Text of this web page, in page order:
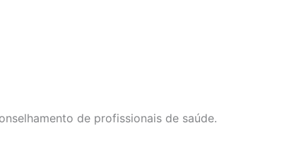
de profissionais de saúde.